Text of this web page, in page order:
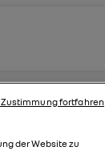
der Website zu
fortfahren